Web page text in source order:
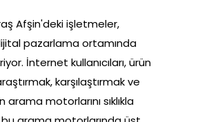
Afşin'deki işletmeler,
pazarlama ortamında
İnternet kullanıcıları, ürün
karşılaştırmak ve
arama motorlarını sıklıkla